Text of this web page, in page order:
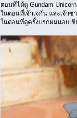
ตอนที่ได้ดู Gundam
ในตอนที่เจ้าเจกัน และเจ้า
ในตอนที่ดูครั้งแรกผมแอบเชี